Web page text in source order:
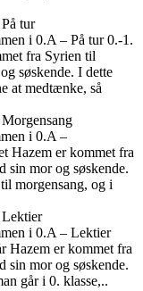
tur
i 0.A – På tur 0.-1.
fra Syrien til
søskende. I dette
at medtænke, så
i 0.A –
Hazem er kommet fra
sin mor og søskende.
morgensang, og i
i 0.A – Lektier
Hazem er kommet fra
sin mor og søskende.
går i 0. klasse,..